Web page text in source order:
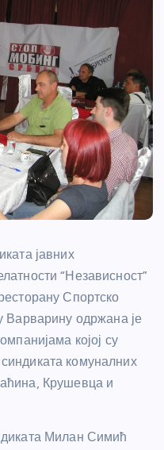
јавних
“Независност”
Спортско
Варварину одржана је
којој су
комуналних
Крушевца и
Милан Симић